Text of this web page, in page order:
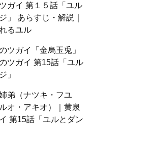
ガイ 第１５話「ユル
」 あらすじ・解説｜
るユル
ツガイ「金烏玉兎」
のツガイ 第15話「ユル
」
弟（ナツキ・フユ
オ・アキオ）｜黄泉
第15話「ユルとダン